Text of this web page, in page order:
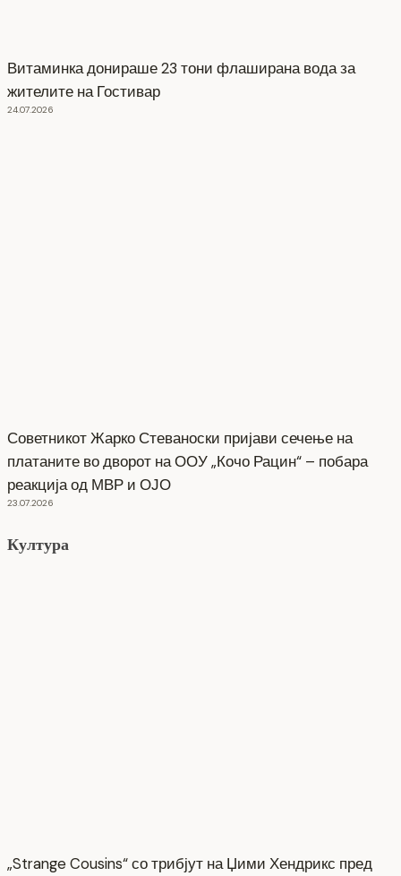
Витаминка донираше 23 тони флаширана вода за
жителите на Гостивар
24.07.2026
Советникот Жарко Стеваноски пријави сечење на
платаните во дворот на ООУ „Кочо Рацин“ – побара
реакција од МВР и ОЈО
23.07.2026
Култура
„Strange Cousins“ со трибјут на Џими Хендрикс пред